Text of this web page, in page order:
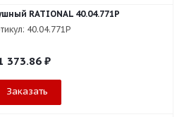
RATIONAL 40.04.771P
40.04.771P
373.86 ₽
Заказать